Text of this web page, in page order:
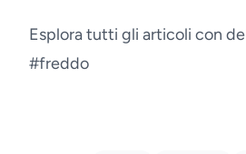
Esplora tutti gli articoli con
#freddo